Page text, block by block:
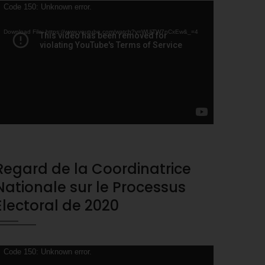
Video
Code 150: Unknown error.
Download File: https://www.youtube.com/watch?v=WUjTW7nCxEw&_=4
de la Coordinatrice
sur le Processus
de 2020
Video
Code 150: Unknown error.